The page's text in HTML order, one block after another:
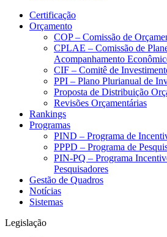
Certificação
Orçamento
COP – Comissão de
CPLAE – Comissão de
Acompanhamento
CIF – Comitê de
PPI – Plano Plurianual de
Proposta de Distribuição
Revisões Orçamentárias
Rankings
Programas
PIND – Programa de
PPPD – Programa de
PIN-PQ – Programa
Pesquisadores
Gestão de Quadros
Notícias
Sistemas
Legislação